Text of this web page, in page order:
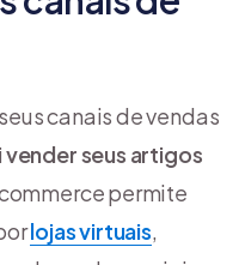
canais de vendas
seus artigos
permite
lojas virtuais,